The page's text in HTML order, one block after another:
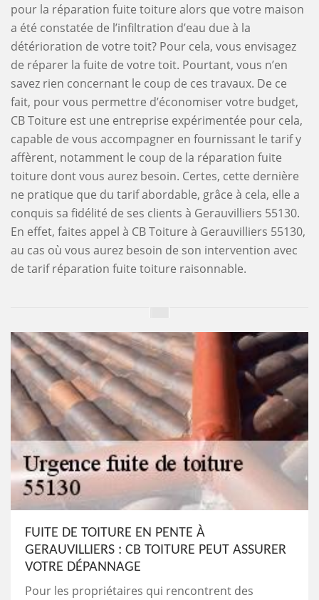
pour la réparation fuite toiture alors que votre maison
a été constatée de l’infiltration d’eau due à la
détérioration de votre toit? Pour cela, vous envisagez
de réparer la fuite de votre toit. Pourtant, vous n’en
savez rien concernant le coup de ces travaux. De ce
fait, pour vous permettre d’économiser votre budget,
CB Toiture est une entreprise expérimentée pour cela,
capable de vous accompagner en fournissant le tarif y
affèrent, notamment le coup de la réparation fuite
toiture dont vous aurez besoin. Certes, cette dernière
ne pratique que du tarif abordable, grâce à cela, elle a
conquis sa fidélité de ses clients à Gerauvilliers 55130.
En effet, faites appel à CB Toiture à Gerauvilliers 55130,
au cas où vous aurez besoin de son intervention avec
de tarif réparation fuite toiture raisonnable.
FUITE DE TOITURE EN PENTE À
GERAUVILLIERS : CB TOITURE PEUT ASSURER
VOTRE DÉPANNAGE
Pour les propriétaires qui rencontrent des